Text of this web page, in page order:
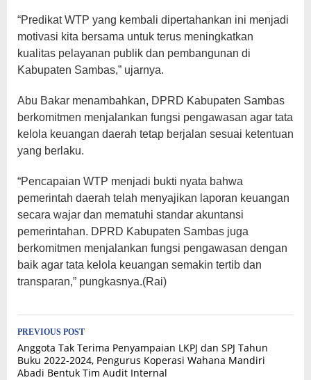
“Predikat WTP yang kembali dipertahankan ini menjadi
motivasi kita bersama untuk terus meningkatkan
kualitas pelayanan publik dan pembangunan di
Kabupaten Sambas,” ujarnya.
Abu Bakar menambahkan, DPRD Kabupaten Sambas
berkomitmen menjalankan fungsi pengawasan agar tata
kelola keuangan daerah tetap berjalan sesuai ketentuan
yang berlaku.
“Pencapaian WTP menjadi bukti nyata bahwa
pemerintah daerah telah menyajikan laporan keuangan
secara wajar dan mematuhi standar akuntansi
pemerintahan. DPRD Kabupaten Sambas juga
berkomitmen menjalankan fungsi pengawasan dengan
baik agar tata kelola keuangan semakin tertib dan
transparan,” pungkasnya.(Rai)
Post
navigation
PREVIOUS POST
Anggota Tak Terima Penyampaian LKPJ dan SPJ Tahun
Buku 2022-2024, Pengurus Koperasi Wahana Mandiri
Abadi Bentuk Tim Audit Internal